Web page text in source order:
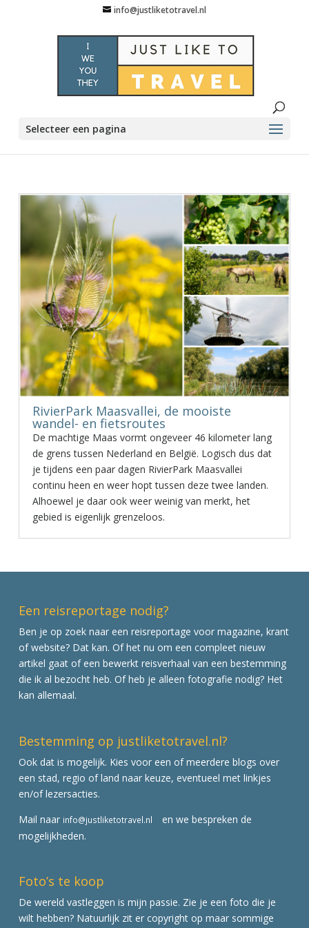
info@justliketotravel.nl
Selecteer een pagina
RivierPark Maasvallei, de mooiste
wandel- en fietsroutes
De machtige Maas vormt ongeveer 46 kilometer lang
de grens tussen Nederland en België. Logisch dus dat
je tijdens een paar dagen RivierPark Maasvallei
continu heen en weer hopt tussen deze twee landen.
Alhoewel je daar ook weer weinig van merkt, het
gebied is eigenlijk grenzeloos.
Een reisreportage nodig?
Ben je op zoek naar een reisreportage voor magazine, krant
of website? Dat kan. Of het nu om een compleet nieuw
artikel gaat of een bewerkt reisverhaal van een bestemming
die ik al bezocht heb. Of heb je alleen fotografie nodig? Het
kan allemaal.
Bestemming op justliketotravel.nl?
Ook dat is mogelijk. Kies voor een of meerdere blogs over
een stad, regio of land naar keuze, eventueel met linkjes
en/of lezersacties.
Mail naar info@justliketotravel.nl
en we bespreken de
mogelijkheden.
Foto’s te koop
De wereld vastleggen is mijn passie. Zie je een foto die je
wilt hebben? Natuurlijk zit er copyright op maar sommige